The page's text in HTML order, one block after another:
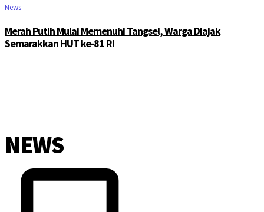
News
Merah Putih Mulai Memenuhi Tangsel, Warga Diajak
Semarakkan HUT ke-81 RI
NEWS